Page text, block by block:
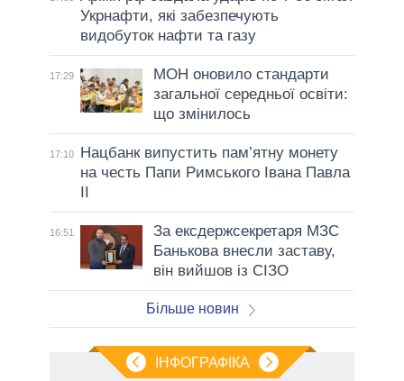
Укрнафти, які забезпечують
видобуток нафти та газу
17:29
МОН оновило стандарти
загальної середньої освіти:
що змінилось
17:10
Нацбанк випустить пам’ятну монету
на честь Папи Римського Івана Павла
II
16:51
За ексдержсекретаря МЗС
Банькова внесли заставу,
він вийшов із СІЗО
Більше новин
ІНФОГРАФІКА